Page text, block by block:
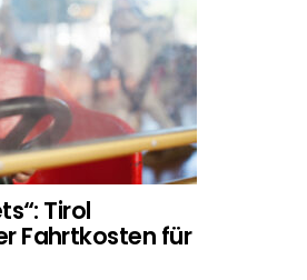
Tirol
Fahrtkosten für